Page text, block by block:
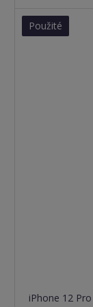
Použité
iPhone 12